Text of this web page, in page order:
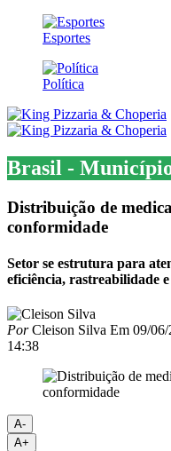
Esportes
Política
Brasil -
Distribuição de
conformidade
Setor se estrutura para
eficiência, rastreabilidade
PorCleison Silva Em 09/
14:38
A-
A+